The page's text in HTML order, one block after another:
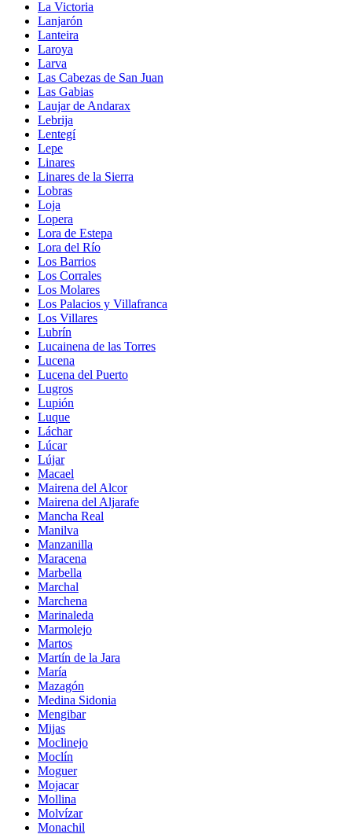
La Victoria
Lanjarón
Lanteira
Laroya
Larva
Las Cabezas de San Juan
Las Gabias
Laujar de Andarax
Lebrija
Lentegí
Lepe
Linares
Linares de la Sierra
Lobras
Loja
Lopera
Lora de Estepa
Lora del Río
Los Barrios
Los Corrales
Los Molares
Los Palacios y Villafranca
Los Villares
Lubrín
Lucainena de las Torres
Lucena
Lucena del Puerto
Lugros
Lupión
Luque
Láchar
Lúcar
Lújar
Macael
Mairena del Alcor
Mairena del Aljarafe
Mancha Real
Manilva
Manzanilla
Maracena
Marbella
Marchal
Marchena
Marinaleda
Marmolejo
Martos
Martín de la Jara
María
Mazagón
Medina Sidonia
Mengibar
Mijas
Moclinejo
Moclín
Moguer
Mojacar
Mollina
Molvízar
Monachil